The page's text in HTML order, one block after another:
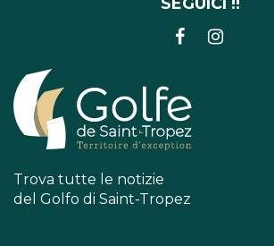
Trova tutte le notizie
del Golfo di Saint-Tropez